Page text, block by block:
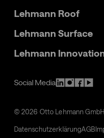
Lehmann Roof
Lehmann Surface
Lehmann
Social Media
© 2026 Otto Lehmann
DatenschutzerklärungAGB